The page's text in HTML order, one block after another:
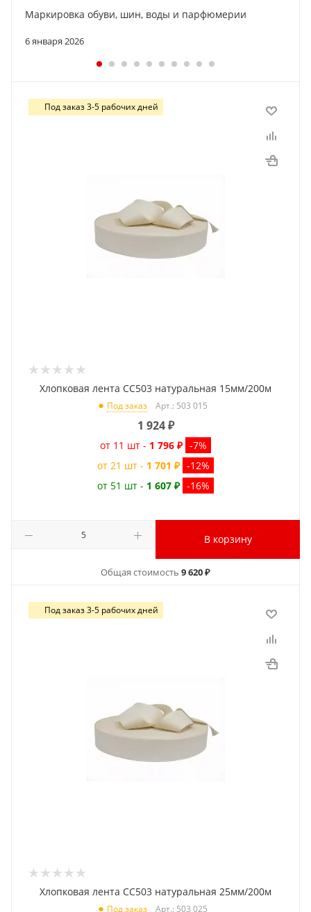
6 января 2026
Маркировка обуви, шин, воды и парфюмерии
Под заказ 3-5 рабочих дней
Хлопковая лента CC503 натуральная 15мм/200м
Под заказ Арт.: 503 015
1 924₽
от 11 шт - 1 796 ₽ -7%
от 21 шт - 1 701 ₽ -12%
от 51 шт - 1 607 ₽ -16%
В корзину
Общая стоимость 9 620 ₽
Под заказ 3-5 рабочих дней
Хлопковая лента CC503 натуральная 25мм/200м
Под заказ Арт.: 503 025